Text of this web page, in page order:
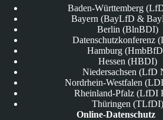
Baden-Württemberg
Bayern (BayLfD &
Berlin (BlnBDI)
Datenschutzkonferenz
Hamburg
Hessen (HBDI)
Niedersachsen (LfD
Nordrhein-Westfalen
Rheinland-Pfalz (LfDI
Thüringen (TLfDI)
Online-Datenschutz